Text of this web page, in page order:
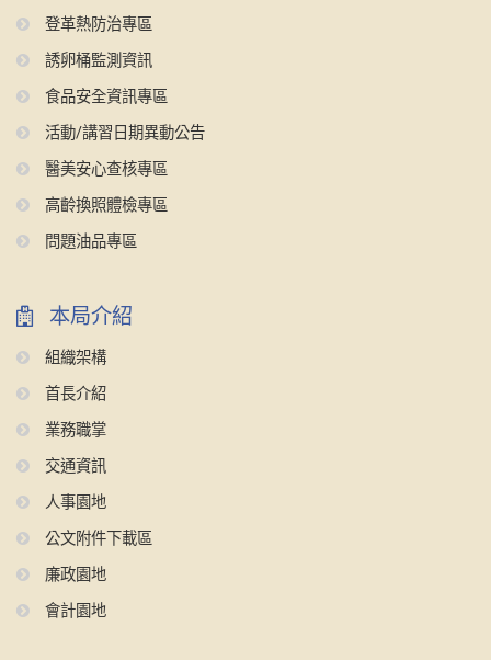
登革熱防治專區
誘卵桶監測資訊
食品安全資訊專區
活動/講習日期異動公告
醫美安心查核專區
高齡換照體檢專區
問題油品專區
本局介紹
組織架構
首長介紹
業務職掌
交通資訊
人事園地
公文附件下載區
廉政園地
會計園地